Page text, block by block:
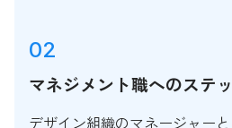
02
マネジメント職へのステ
デザイン組織のマネージャー